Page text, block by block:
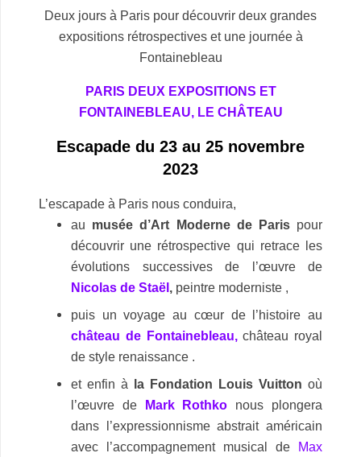
Deux jours à Paris pour découvrir deux grandes
expositions rétrospectives et une journée à
Fontainebleau
PARIS DEUX EXPOSITIONS ET
FONTAINEBLEAU, LE CHÂTEAU
Escapade du 23 au 25 novembre
2023
L’escapade à Paris nous conduira,
au musée d’Art Moderne de Parispour
découvrir une rétrospective qui retrace les
évolutions successives de l’œuvre de
Nicolas de Staël , peintre moderniste ,
puis un voyage au cœur de l’histoire au
château de Fontainebleau,château royal
de style renaissance .
et enfin à la Fondation Louis Vuitton où
l’œuvre de
Mark Rothko nous plongera
dans l’expressionnisme abstrait américain
avec l’accompagnement musical de
Max